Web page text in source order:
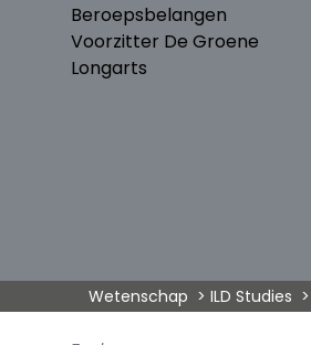
Beroepsbelangen
Voorzitter De Groene
Longarts
Wetenschap ILD Studies